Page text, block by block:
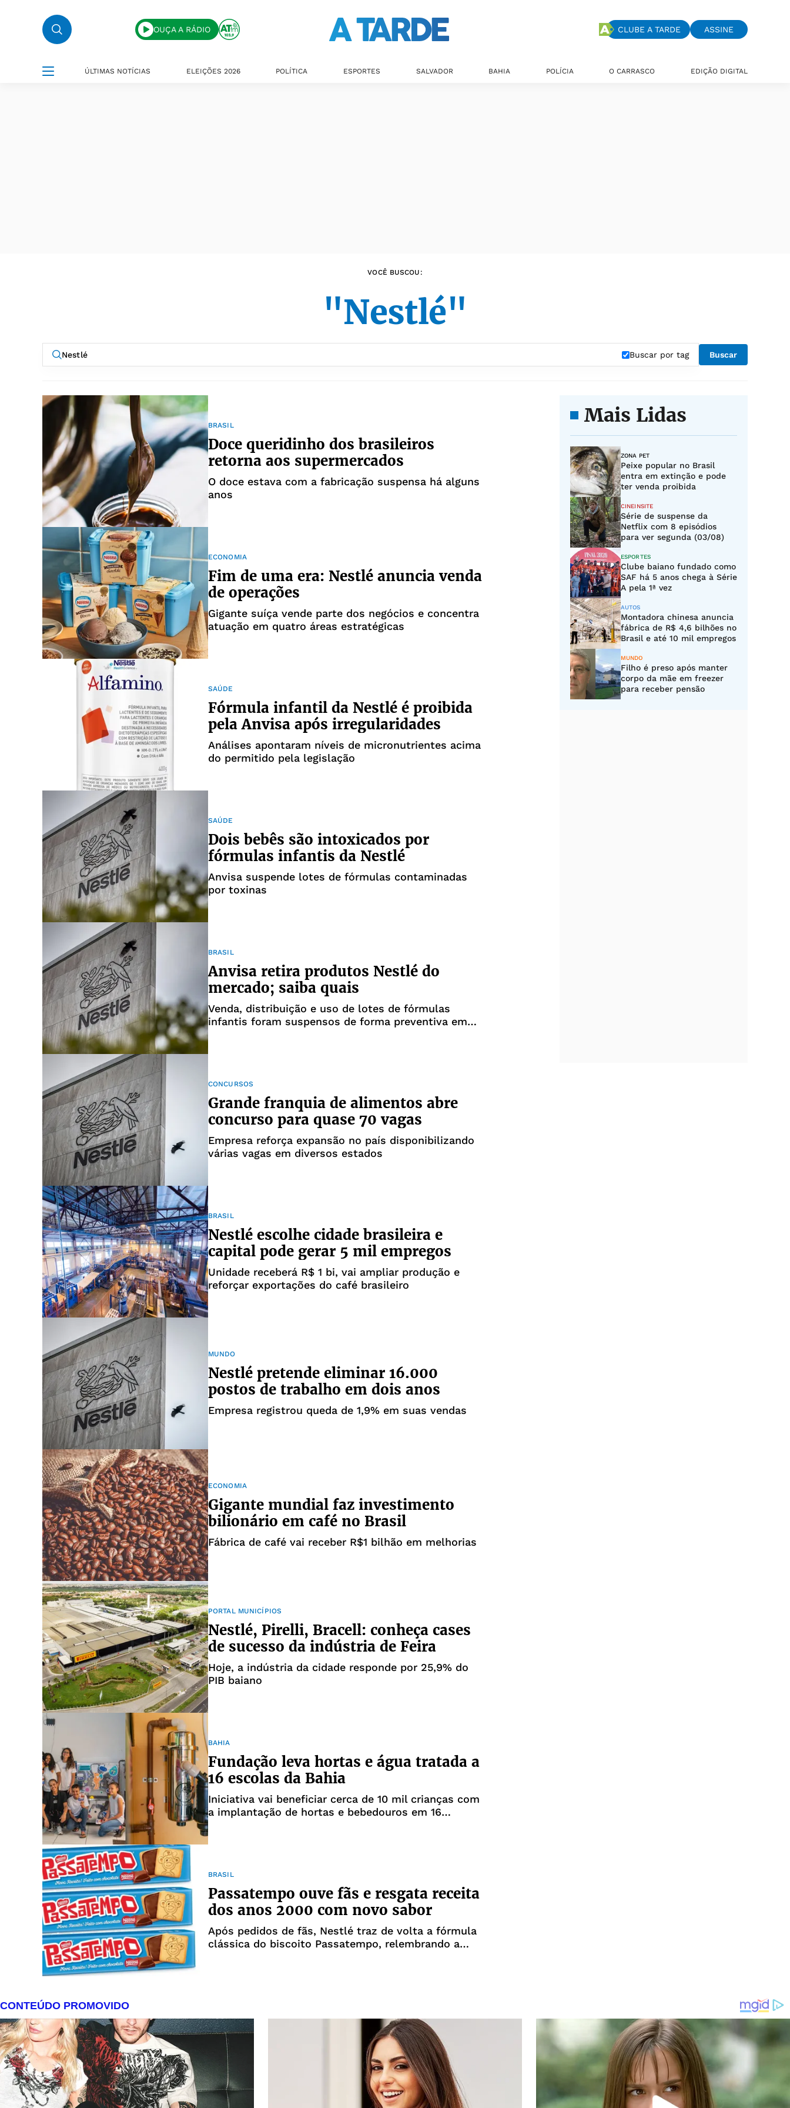
OUÇA A RÁDIO CLUBE A TARDE ASSINE
ÚLTIMAS NOTÍCIAS ELEIÇÕES 2026 POLÍTICA ESPORTES SALVADOR BAHIA POLÍCIA O CARRASCO EDIÇÃO DIGITAL
VOCÊ BUSCOU:
"Nestlé"
Buscar por tag Buscar
BRASIL
Doce queridinho dos brasileiros
retorna aos supermercados
O doce estava com a fabricação suspensa há alguns
anos
ECONOMIA
Fim de uma era: Nestlé anuncia venda
de operações
Gigante suíça vende parte dos negócios e concentra
atuação em quatro áreas estratégicas
SAÚDE
Fórmula infantil da Nestlé é proibida
pela Anvisa após irregularidades
Análises apontaram níveis de micronutrientes acima
do permitido pela legislação
SAÚDE
Dois bebês são intoxicados por
fórmulas infantis da Nestlé
Anvisa suspende lotes de fórmulas contaminadas
por toxinas
BRASIL
Anvisa retira produtos Nestlé do
mercado; saiba quais
Venda, distribuição e uso de lotes de fórmulas
infantis foram suspensos de forma preventiva em
CONCURSOS
Grande franquia de alimentos abre
concurso para quase 70 vagas
Empresa reforça expansão no país disponibilizando
várias vagas em diversos estados
BRASIL
Nestlé escolhe cidade brasileira e
capital pode gerar 5 mil empregos
Unidade receberá R$ 1 bi, vai ampliar produção e
reforçar exportações do café brasileiro
MUNDO
Nestlé pretende eliminar 16.000
postos de trabalho em dois anos
Empresa registrou queda de 1,9% em suas vendas
ECONOMIA
Gigante mundial faz investimento
bilionário em café no Brasil
Fábrica de café vai receber R$1 bilhão em melhorias
PORTAL MUNICÍPIOS
Nestlé, Pirelli, Bracell: conheça cases
de sucesso da indústria de Feira
Hoje, a indústria da cidade responde por 25,9% do
PIB baiano
BAHIA
Fundação leva hortas e água tratada a
16 escolas da Bahia
Iniciativa vai beneficiar cerca de 10 mil crianças com
a implantação de hortas e bebedouros em 16
BRASIL
Passatempo ouve fãs e resgata receita
dos anos 2000 com novo sabor
Após pedidos de fãs, Nestlé traz de volta a fórmula
clássica do biscoito Passatempo, relembrando a
Mais Lidas
ZONA PET
Peixe popular no Brasil
entra em extinção e pode
ter venda proibida
CINEINSITE
Série de suspense da
Netflix com 8 episódios
para ver segunda (03/08)
ESPORTES
Clube baiano fundado como
SAF há 5 anos chega à Série
A pela 1ª vez
AUTOS
Montadora chinesa anuncia
fábrica de R$ 4,6 bilhões no
Brasil e até 10 mil empregos
MUNDO
Filho é preso após manter
corpo da mãe em freezer
para receber pensão